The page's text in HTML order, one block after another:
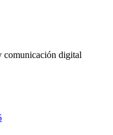
comunicación digital